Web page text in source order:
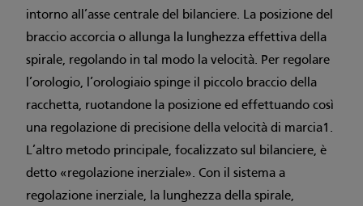
intorno all’asse centrale del bilanciere. La posizione del
braccio accorcia o allunga la lunghezza effettiva della
spirale, regolando in tal modo la velocità. Per regolare
l’orologio, l’orologiaio spinge il piccolo braccio della
racchetta, ruotandone la posizione ed effettuando così
una regolazione di precisione della velocità di marcia1.
L’altro metodo principale, focalizzato sul bilanciere, è
detto «regolazione inerziale». Con il sistema a
regolazione inerziale, la lunghezza della spirale,